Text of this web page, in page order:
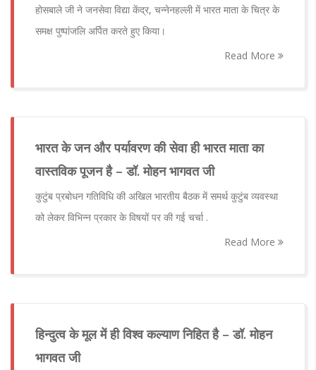
होसबाले जी ने जनसेवा विद्या केंद्र, चन्नेनहल्ली में भारत माता के चित्र के
समक्ष पुष्पांजलि अर्पित करते हुए किया।
Read More
भारत के जन और पर्यावरण की सेवा ही भारत माता का
वास्तविक पूजन है – डॉ. मोहन भागवत जी
कुटुंब प्रबोधन गतिविधि की अखिल भारतीय बैठक में समर्थ कुटुंब व्यवस्था
को लेकर विभिन्न प्रकार के विषयों पर की गई चर्चा .
Read More
हिन्दुत्व के मूल में ही विश्व कल्याण निहित है – डॉ. मोहन
भागवत जी